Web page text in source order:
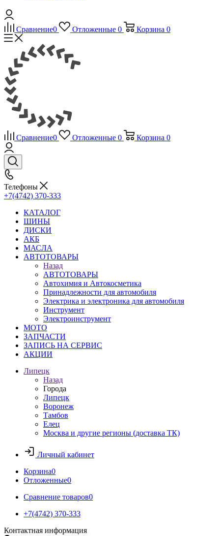
Сравнение0 Отложенные 0 Корзина 0
Сравнение0 Отложенные 0 Корзина 0
Телефоны
+7(4742) 370-333
КАТАЛОГ
ШИНЫ
ДИСКИ
АКБ
МАСЛА
АВТОТОВАРЫ
Назад
АВТОТОВАРЫ
Автохимия и Автокосметика
Принадлежности для автомобиля
Электрика и электроника для автомобиля
Инструмент
Электроинструмент
МОТО
ЗАПЧАСТИ
ЗАПИСЬ НА СЕРВИС
АКЦИИ
Липецк
Назад
Города
Липецк
Воронеж
Тамбов
Елец
Москва и другие регионы (доставка ТК)
Личный кабинет
Корзина0
Отложенные0
Сравнение товаров0
+7(4742) 370-333
Контактная информация